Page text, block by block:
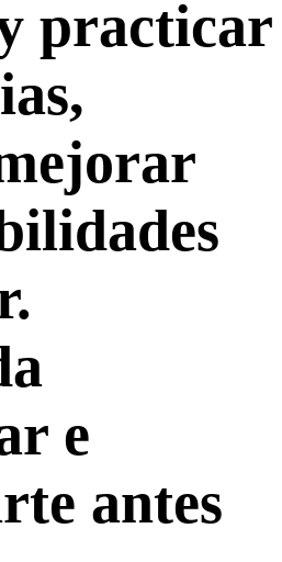
practicar
e
antes